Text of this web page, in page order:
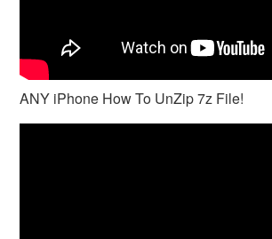
ANY iPhone How To UnZip 7z File!